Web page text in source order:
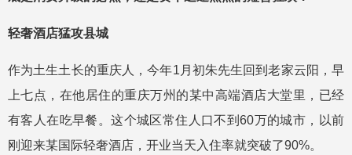
轻奢酒店猛攻县城
作为土生土长的重庆人，今年1月初朱先生回到老家云阳，早
上七点，在他居住的重庆万州的某中高端酒店大堂里，已经
有客人在吃早餐。这个城区常住人口不到60万的城市，以前
刚迎来某国际轻奢酒店，开业当天入住率就突破了90%。